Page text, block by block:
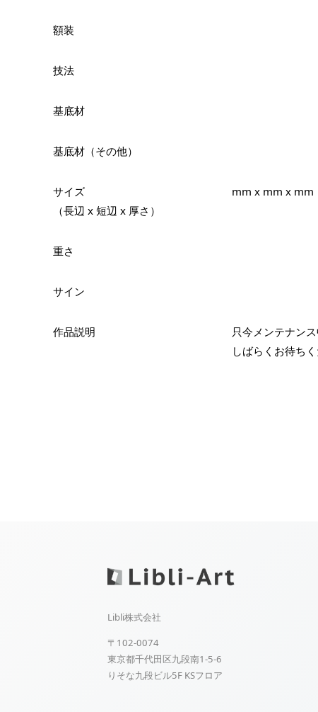
額装
技法
基底材
基底材（その他）
サイズ
（長辺 x 短辺 x 厚さ）
mm x mm x mm
重さ
サイン
作品説明
只今メンテナンス
しばらくお待ちく
Libli株式会社
〒102-0074
東京都千代田区九段南1-5-6
りそな九段ビル5F KSフロア